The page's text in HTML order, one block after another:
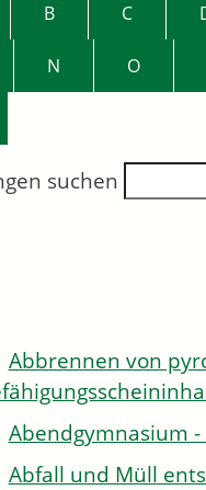
B C
N O
suchen
Abbrennen von
Abendgymnasium
Abfall und Müll